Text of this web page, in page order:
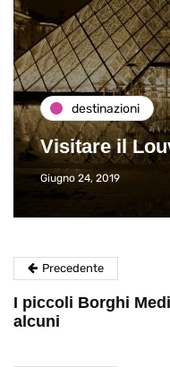
destinazioni
Visitare il
Giugno 24, 2019
Precedente
I piccoli Borghi
alcuni